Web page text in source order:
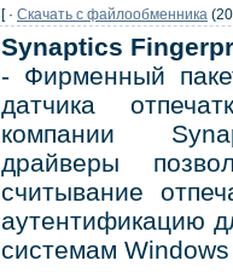
[ · Скачать c файлообменника
Synaptics
- Фирменный
датчика
компании
драйверы
считывание
аутентификацию
системам